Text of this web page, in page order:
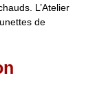
L’Atelier
de